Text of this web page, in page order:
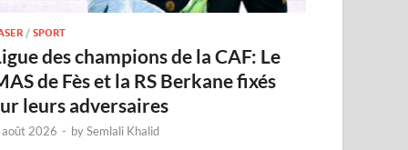
/SPORT
des champions de la CAF: Le
de Fès et la RS Berkane fixés
leurs adversaires
2026 - bySemlali Khalid